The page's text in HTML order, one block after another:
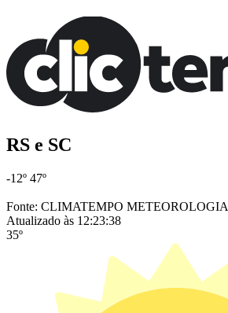
RS e SC
-12º 47º
Fonte: CLIMATEMPO METEOROLOGIA
Atualizado às 12:23:38
35º